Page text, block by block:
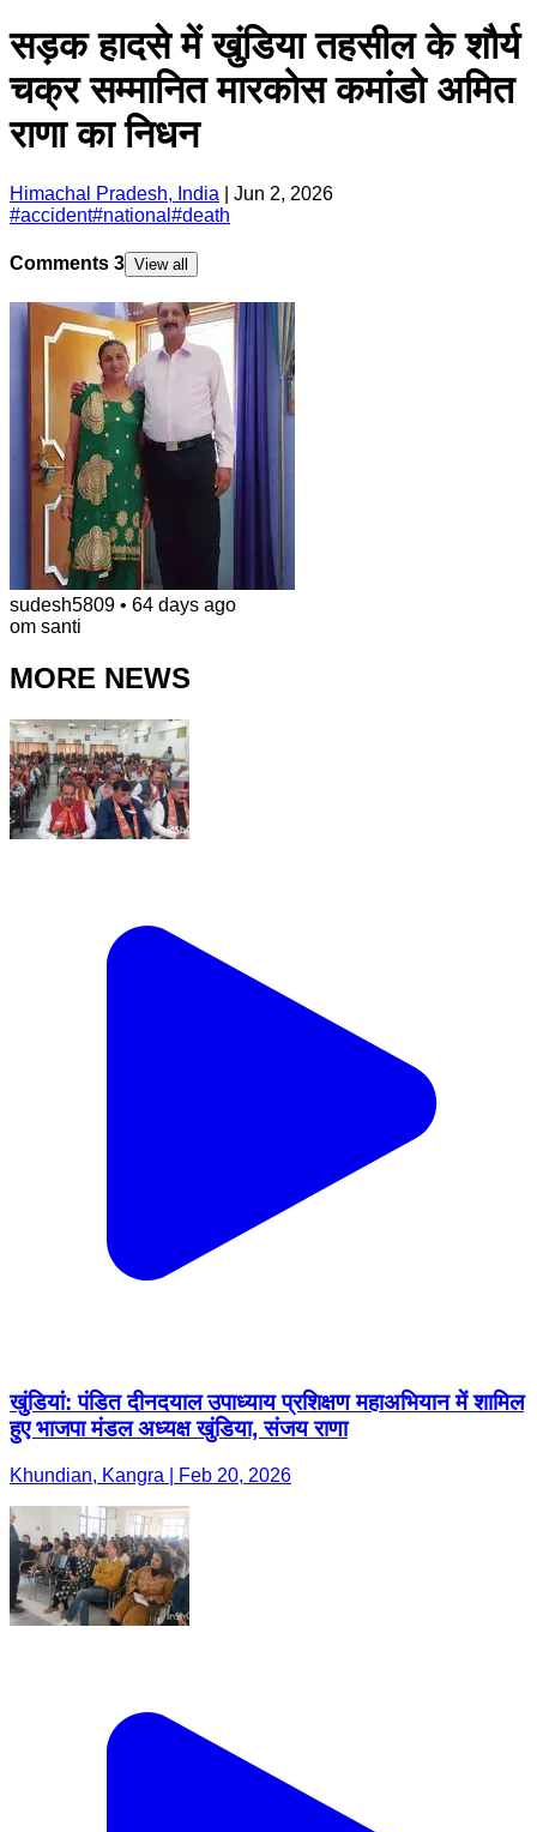
सड़क हादसे में खुंडिया तहसील के शौर्य
चक्र सम्मानित मारकोस कमांडो अमित
राणा का निधन
Himachal Pradesh, India
Jun 2, 2026
#accident#national #death
Comments 3 View all
sudesh5809 • 64 days ago
om santi
MORE NEWS
खुंडियां: पंडित दीनदयाल उपाध्याय प्रशिक्षण महाअभियान में शामिल
हुए भाजपा मंडल अध्यक्ष खुंडिया, संजय राणा
Khundian, Kangra | Feb 20, 2026